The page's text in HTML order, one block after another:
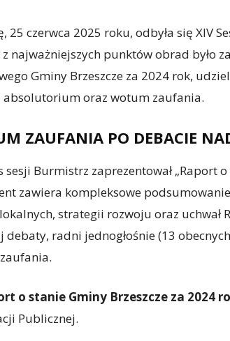
25 czerwca 2025 roku, odbyła się XIV
z najważniejszych punktów obrad było
Gminy Brzeszcze za 2024 rok,
absolutorium oraz wotum zaufania.
ZAUFANIA PO DEBACIE
sesji Burmistrz zaprezentował „Raport
zawiera kompleksowe
strategii rozwoju oraz uchwał
debaty, radni jednogłośnie (13
o stanie Gminy Brzeszcze za 2024
Publicznej.